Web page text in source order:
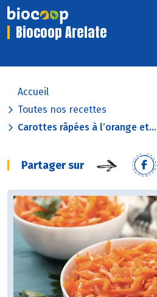
Biocoop Arelate
Accueil
Toutes nos recettes
Carottes râpées à l’orange et...
Partager sur